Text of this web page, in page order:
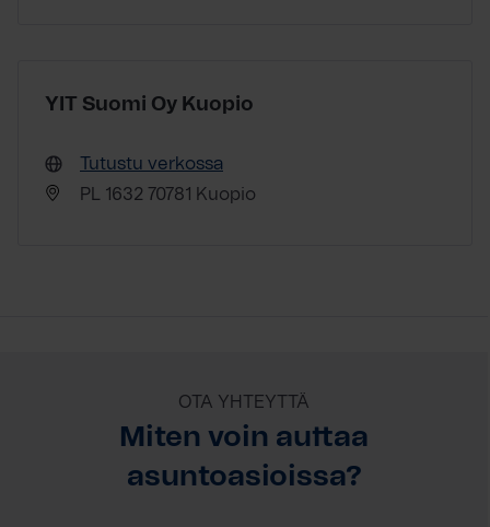
YIT Suomi Oy Kuopio
Tutustu verkossa
PL 1632 70781 Kuopio
OTA YHTEYTTÄ
Miten voin auttaa
asuntoasioissa?